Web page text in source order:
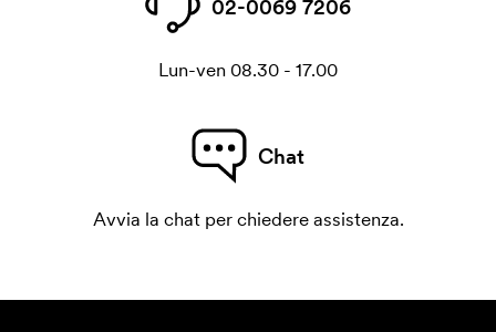
02-0069 7206
Lun-ven 08.30 - 17.00
Chat
Avvia la chat per chiedere assistenza.